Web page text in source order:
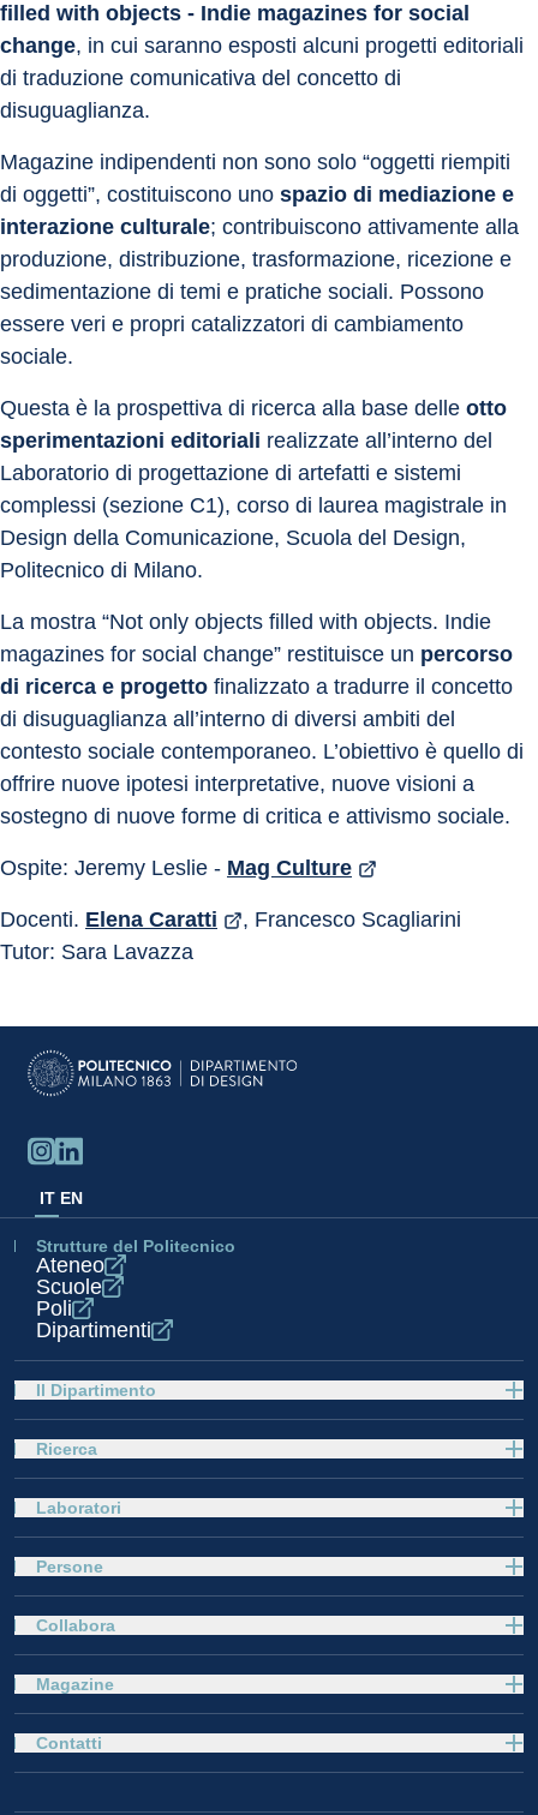
filled with objects - Indie magazines for social
change, in cui saranno esposti alcuni progetti editoriali
di traduzione comunicativa del concetto di
disuguaglianza.
Magazine indipendenti non sono solo “oggetti riempiti
di oggetti”, costituiscono uno spazio di mediazione e
interazione culturale; contribuiscono attivamente alla
produzione, distribuzione, trasformazione, ricezione e
sedimentazione di temi e pratiche sociali. Possono
essere veri e propri catalizzatori di cambiamento
sociale.
Questa è la prospettiva di ricerca alla base delle otto
sperimentazioni editoriali realizzate all’interno del
Laboratorio di progettazione di artefatti e sistemi
complessi (sezione C1), corso di laurea magistrale in
Design della Comunicazione, Scuola del Design,
Politecnico di Milano.
La mostra “Not only objects filled with objects. Indie
magazines for social change” restituisce un percorso
di ricerca e progetto finalizzato a tradurre il concetto
di disuguaglianza all’interno di diversi ambiti del
contesto sociale contemporaneo. L’obiettivo è quello di
offrire nuove ipotesi interpretative, nuove visioni a
sostegno di nuove forme di critica e attivismo sociale.
Ospite: Jeremy Leslie - Mag Culture
Docenti. Elena Caratti
, Francesco Scagliarini
Tutor: Sara Lavazza
IT EN
Strutture del Politecnico
Ateneo
Scuole
Poli
Dipartimenti
Il Dipartimento
Ricerca
Laboratori
Persone
Collabora
Magazine
Contatti